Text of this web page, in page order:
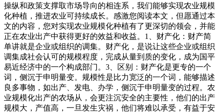
操纵和政策支撑取市场导向的相连系，我们能够实现农业规模
化种植，推进农业可持续成长。感激您阅读本文，但愿通过本
文的内容，您对实现农业规模化种植有了更深切的领会，并能
正在农业出产中获得更好的效益和收益。1、财产化：财产简
单讲就是企业或组织的调集。财产化，是说让这些企业或组织
调集成社会认可的规模程度，完成从量到质的变化，成为国平
易近经济中的一个构成部门。3、区别：财产化是更专的一个
词，侧沉于申明量变。规模性是比力宽泛的一个词，能够描述
良多事物，如出产、发电、办学，侧沉于申明量变的过程。农
业规模化出产的农场从，会更注沉安全的主要性，他们的出产
规模大，产值高，一旦发生灾祸，他们将难以承受，有益于安